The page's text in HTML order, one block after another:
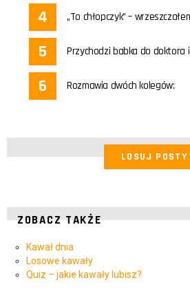
„To chłopczyk” –
Przychodzi babka do doktora
Rozmawia dwóch kolegów:
LOSUJ POSTY
ZOBACZ TAKŻE
Kawał dnia
Losowe kawały
Quiz – jakie kawały lubisz?